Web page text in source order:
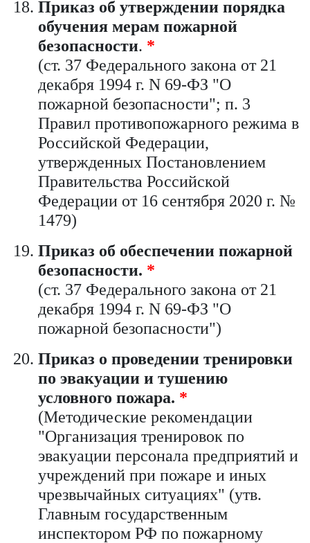
Приказ об утверждении порядка
обучения мерам пожарной
безопасности. *
(ст. 37 Федерального закона от 21
декабря 1994 г. N 69-ФЗ "О
пожарной безопасности"; п. 3
Правил противопожарного режима в
Российской Федерации,
утвержденных Постановлением
Правительства Российской
Федерации от 16 сентября 2020 г. №
1479)
Приказ об обеспечении пожарной
безопасности. *
(ст. 37 Федерального закона от 21
декабря 1994 г. N 69-ФЗ "О
пожарной безопасности")
Приказ о проведении тренировки
по эвакуации и тушению
условного пожара. *
(Методические рекомендации
"Организация тренировок по
эвакуации персонала предприятий и
учреждений при пожаре и иных
чрезвычайных ситуациях" (утв.
Главным государственным
инспектором РФ по пожарному